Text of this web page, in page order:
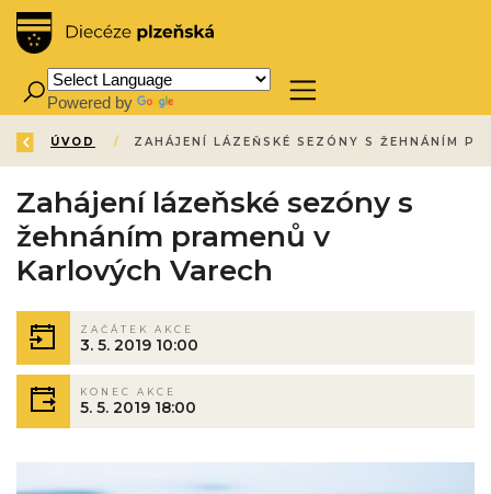
Powered by
ZPĚT
ÚVOD /
Zahájení lázeňské sezóny s
žehnáním pramenů v
Karlových Varech
ZAČÁTEK AKCE
3. 5. 2019 10:00
KONEC AKCE
5. 5. 2019 18:00